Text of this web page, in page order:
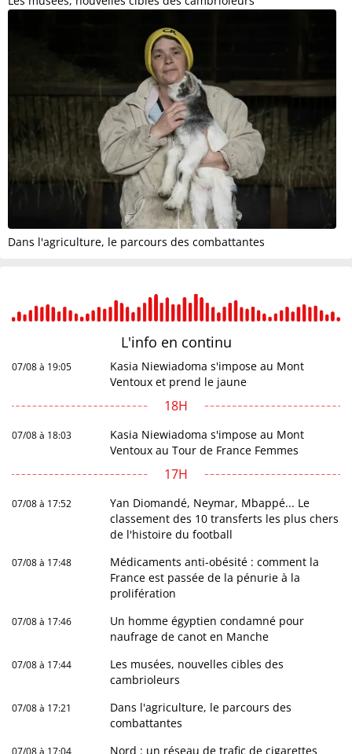
Dans l'agriculture, le parcours des combattantes
L'info en continu
07/08 à 19:05
Kasia Niewiadoma s'impose au Mont
Ventoux et prend le jaune
18H
07/08 à 18:03
Kasia Niewiadoma s'impose au Mont
Ventoux au Tour de France Femmes
17H
07/08 à 17:52
Yan Diomandé, Neymar, Mbappé... Le
classement des 10 transferts les plus chers
de l'histoire du football
07/08 à 17:48
Médicaments anti-obésité : comment la
France est passée de la pénurie à la
prolifération
07/08 à 17:46
Un homme égyptien condamné pour
naufrage de canot en Manche
07/08 à 17:44
Les musées, nouvelles cibles des
cambrioleurs
07/08 à 17:21
Dans l'agriculture, le parcours des
combattantes
07/08 à 17:04
Nord : un réseau de trafic de cigarettes